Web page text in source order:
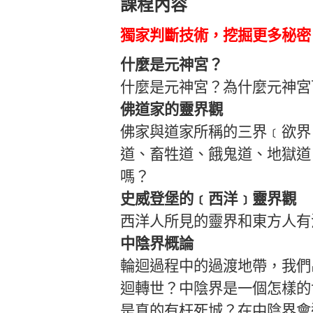
課程內容
獨家判斷技術，挖掘更多秘
什麼是元神宮？
什麼是元神宮？為什麼元神
佛道家的靈界觀
佛家與道家所稱的三界﹝欲
道、畜牲道、餓鬼道、地獄
嗎？
史威登堡的﹝西洋﹞靈界觀
西洋人所見的靈界和東方人
中陰界概論
輪迴過程中的過渡地帶，我
迴轉世？中陰界是一個怎樣